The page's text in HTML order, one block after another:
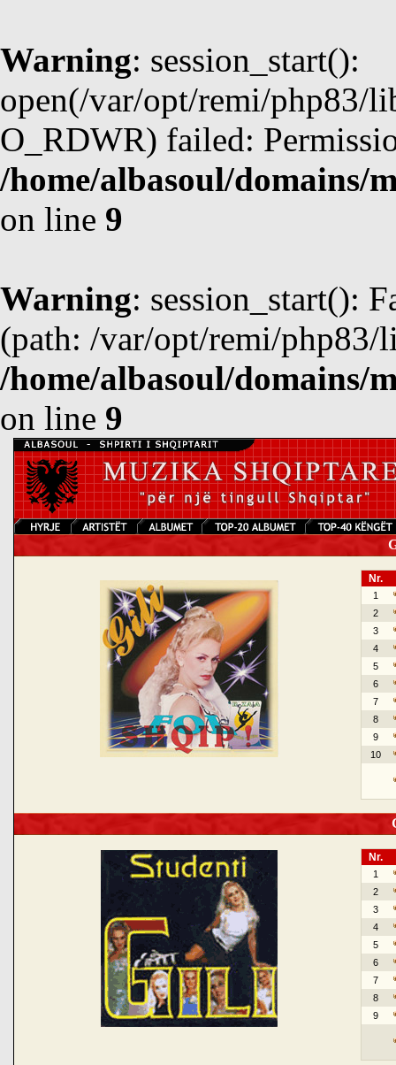
Warning: session_start():
open(/var/opt/remi/php83/
O_RDWR) failed:
/home/albasoul/domains/
on line 9
Warning: session_start():
(path: /var/opt/remi/php83/
/home/albasoul/domains/
on line 9
Nr.
1
2
3
4
5
6
7
8
9
10
Nr.
1
2
3
4
5
6
7
8
9